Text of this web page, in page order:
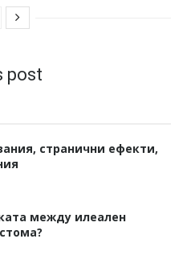
post
странични ефекти,
между илеален